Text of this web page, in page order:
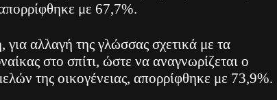
με 67,7%.
αλλαγή της γλώσσας σχετικά με τα
στο σπίτι, ώστε να αναγνωρίζεται ο
της οικογένειας, απορρίφθηκε με 73,9%.